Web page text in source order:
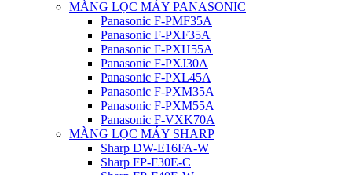
MÀNG LỌC MÁY PANASONIC
Panasonic F-PMF35A
Panasonic F-PXF35A
Panasonic F-PXH55A
Panasonic F-PXJ30A
Panasonic F-PXL45A
Panasonic F-PXM35A
Panasonic F-PXM55A
Panasonic F-VXK70A
MÀNG LỌC MÁY SHARP
Sharp DW-E16FA-W
Sharp FP-F30E-C